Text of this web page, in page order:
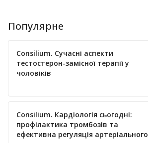
Популярне
Consilium. Сучасні аспекти
тестостерон-замісної терапії у
чоловіків
Consilium. Кардіологія сьогодні:
профілактика тромбозів та
ефективна регуляція артеріального